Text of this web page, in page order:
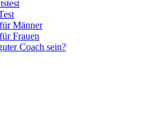
Männer
Frauen
Coach sein?